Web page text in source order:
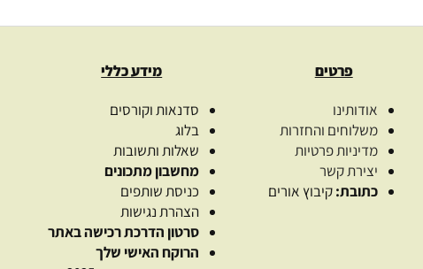
פרטים
אודותינו
משלוחים והחזרות
מדיניות פרטיות
יצירת קשר
כתובת:קיבוץ אורים
מידע כללי
סדנאות וקורסים
בלוג
שאלות ותשובות
מחשבון מתכונים
כניסת שותפים
הצהרת נגישות
סרטון הדרכת רכישה באתר
הרוקח האישי שלך